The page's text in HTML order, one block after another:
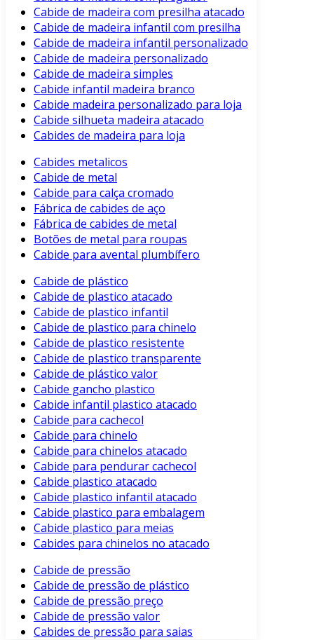
Cabide de madeira com presilha atacado
Cabide de madeira infantil com presilha
Cabide de madeira infantil personalizado
Cabide de madeira personalizado
Cabide de madeira simples
Cabide infantil madeira branco
Cabide madeira personalizado para loja
Cabide silhueta madeira atacado
Cabides de madeira para loja
Cabides metalicos
Cabide de metal
Cabide para calça cromado
Fábrica de cabides de aço
Fábrica de cabides de metal
Botões de metal para roupas
Cabide para avental plumbífero
Cabide de plástico
Cabide de plastico atacado
Cabide de plastico infantil
Cabide de plastico para chinelo
Cabide de plastico resistente
Cabide de plastico transparente
Cabide de plástico valor
Cabide gancho plastico
Cabide infantil plastico atacado
Cabide para cachecol
Cabide para chinelo
Cabide para chinelos atacado
Cabide para pendurar cachecol
Cabide plastico atacado
Cabide plastico infantil atacado
Cabide plastico para embalagem
Cabide plastico para meias
Cabides para chinelos no atacado
Cabide de pressão
Cabide de pressão de plástico
Cabide de pressão preço
Cabide de pressão valor
Cabides de pressão para saias